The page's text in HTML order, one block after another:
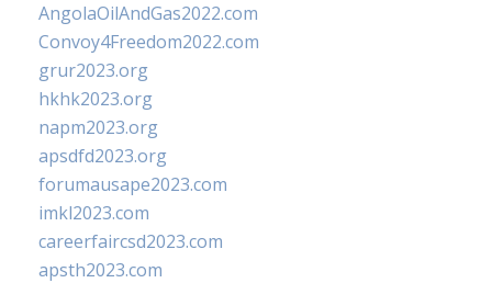
AngolaOilAndGas2022.com
Convoy4Freedom2022.com
grur2023.org
hkhk2023.org
napm2023.org
apsdfd2023.org
forumausape2023.com
imkl2023.com
careerfaircsd2023.com
apsth2023.com